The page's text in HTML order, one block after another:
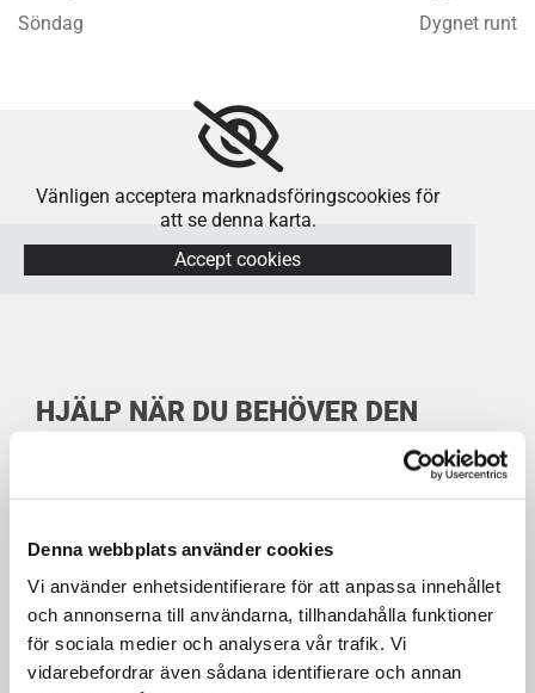
Denna webbplats använder cookies
Vi använder enhetsidentifierare för att anpassa innehållet
och annonserna till användarna, tillhandahålla funktioner
för sociala medier och analysera vår trafik. Vi
vidarebefordrar även sådana identifierare och annan
Söndag
Dygnet runt
Vänligen acceptera marknadsföringscookies för
att se denna karta.
Accept cookies
HJÄLP NÄR DU BEHÖVER DEN
Behöver du hjälp med låset snabbt och smidigt? Vi
finns här för att bistå dig, oavsett om det gäller en
borttappad nyckel, ett trasigt lås eller en
säkerhetsuppgradering. Vår jour är tillgänglig dygnet